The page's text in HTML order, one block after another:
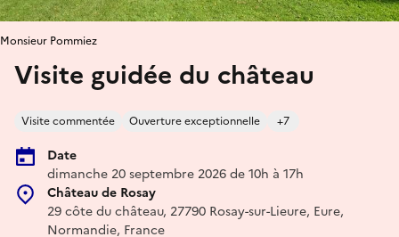
Visite guidée du château
Visite commentée Ouverture exceptionnelle +7
Date
dimanche 20 septembre 2026 de 10h à 17h
Château de Rosay
29 côte du château, 27790 Rosay-sur-Lieure, Eure,
Normandie, France
Monsieur Pommiez